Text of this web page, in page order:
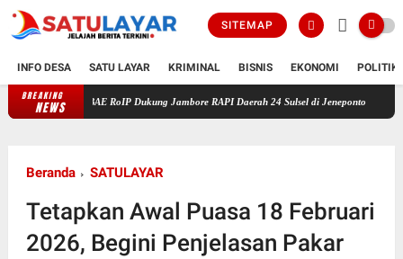
SITEMAP
INFO DESA SATU LAYAR KRIMINAL BISNIS EKONOMI POLITIK
BREAKING
NEWS
AMBAE RoIP Dukung Jambore RAPI Daerah 24 Sulsel di Jeneponto Polisi Amankan
Beranda SATULAYAR
Tetapkan Awal Puasa 18 Februari
2026, Begini Penjelasan Pakar